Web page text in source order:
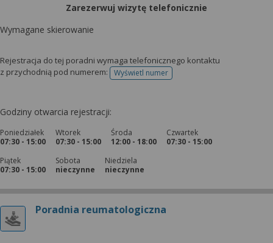
Zarezerwuj wizytę telefonicznie
Wymagane skierowanie
Rejestracja do tej poradni wymaga telefonicznego kontaktu
z przychodnią pod numerem:
Wyświetl numertelefonu do rejestracji
Godziny otwarcia rejestracji:
Poniedziałek
07:30 - 15:00
Wtorek
07:30 - 15:00
Środa
12:00 - 18:00
Czwartek
07:30 - 15:00
Piątek
07:30 - 15:00
Sobota
nieczynne
Niedziela
nieczynne
Poradnia reumatologiczna